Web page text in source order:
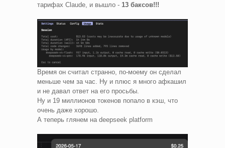
тарифах Claude, и вышло - 13 баксов!!!
Время он считал странно, по-моему он сделал
меньше чем за час. Ну и плюс я много афкашил
и не давал ответ на его просьбы.
Ну и 19 миллионов токенов попало в кэш, что
очень даже хорошо.
А теперь глянем на deepseek platform